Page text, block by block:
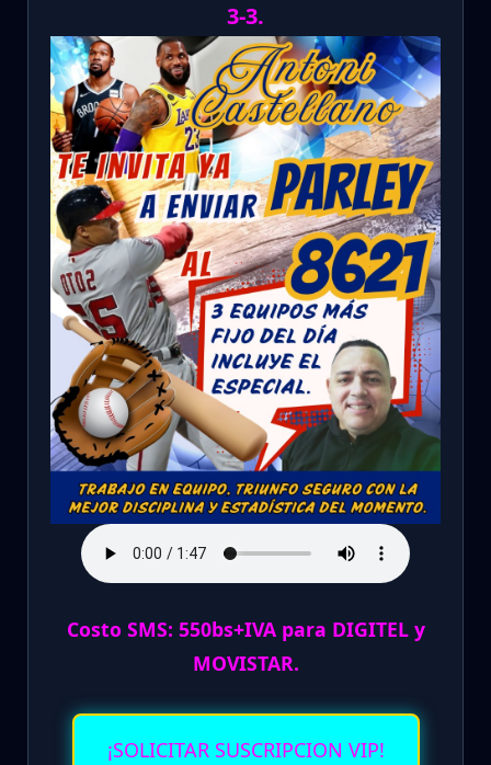
3-3.
Costo SMS: 550bs+IVA para DIGITEL y
MOVISTAR.
¡SOLICITAR SUSCRIPCION VIP!